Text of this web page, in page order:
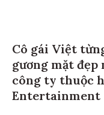
Cô gái Việt
gương mặt
công ty thuộc
Entertainment